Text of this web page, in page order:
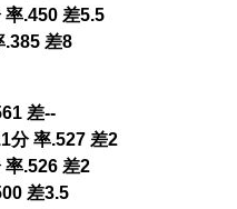
.450 差5.5
差8
差--
分 率.527 差2
.526 差2
差3.5